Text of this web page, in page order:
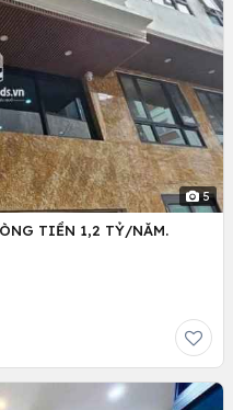
5
TIỀN 1,2 TỶ/NĂM.